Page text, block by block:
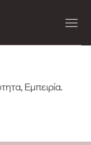
Εμπειρία.